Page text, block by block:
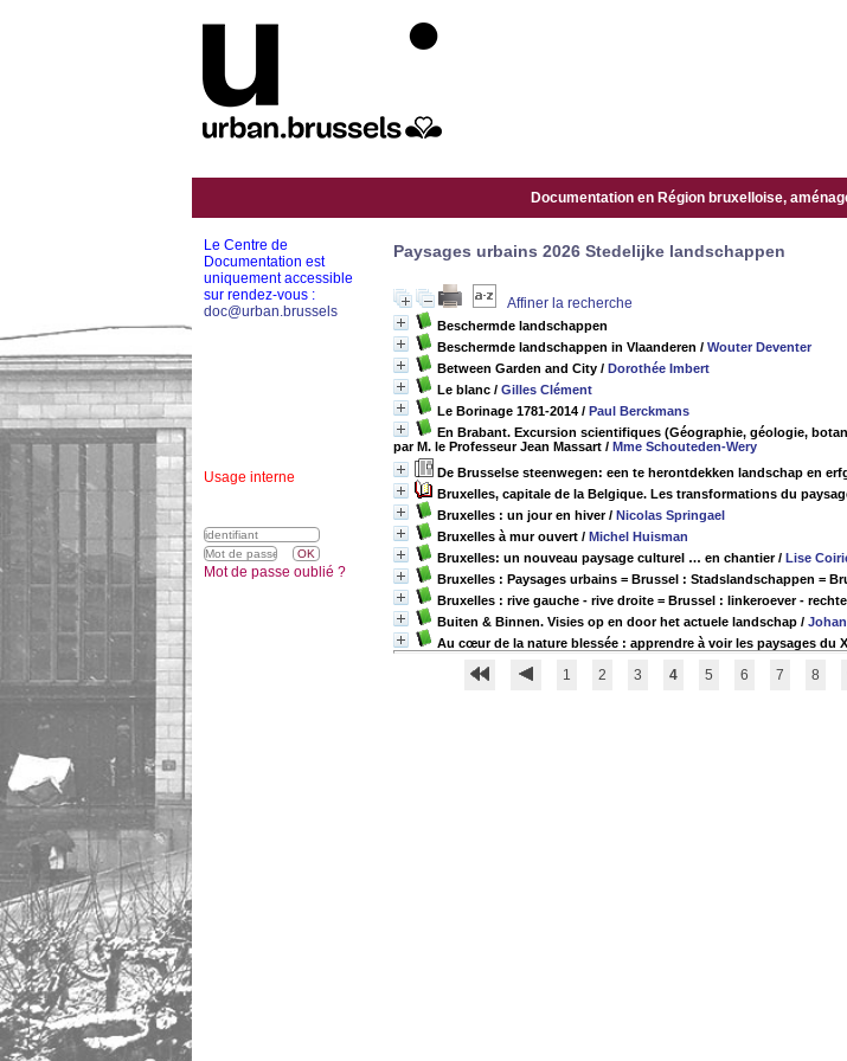
Documentation en Région bruxelloise,
Paysages urbains 2026 Stedelijke landschappen
Affiner la recherche
Beschermde landschappen
Beschermde landschappen in Vlaanderen / Wouter Deventer
Between Garden and City / Dorothée Imbert
Le blanc / Gilles Clément
Le Borinage 1781-2014 / Paul Berckmans
En Brabant. Excursion scientifiques (Géographie, géologie,
par M. le Professeur Jean Massart / Mme Schouteden-Wery
De Brusselse steenwegen: een te herontdekken landschap en
Bruxelles, capitale de la Belgique. Les transformations du
Bruxelles : un jour en hiver/ Nicolas Springael
Bruxelles à mur ouvert / Michel Huisman
Bruxelles: un nouveau paysage culturel … en chantier/ Lise
Bruxelles : Paysages urbains = Brussel : Stadslandschappen =
Bruxelles : rive gauche - rive droite = Brussel : linkeroever -
Buiten & Binnen. Visies op en door het actuele landschap /
Au cœur de la nature blessée : apprendre à voir les paysages du
1 2 3 4 5 6 7 8
Le Centre de
Documentation est
uniquement accessible
sur rendez-vous :
doc@urban.brussels
Usage interne
Mot de passe oublié ?